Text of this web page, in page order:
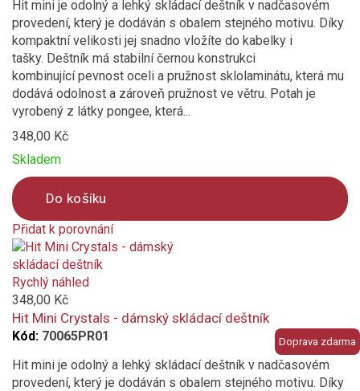
Hit mini je odolný a lehký skládací deštník v nadčasovém
provedení, který je dodáván s obalem stejného motivu. Díky
kompaktní velikosti jej snadno vložíte do kabelky i
tašky. Deštník má stabilní černou konstrukci
kombinující pevnost oceli a pružnost sklolaminátu, která mu
dodává odolnost a zároveň pružnost ve větru. Potah je
vyrobený z látky pongee, která...
348,00 Kč
Skladem
Do košíku
Přidat k porovnání
Product
is
added
to
compare
Doprava zdarma
Rychlý náhled
348,00 Kč
Hit Mini Crystals - dámský skládací deštník
Kód: 70065PR01
Hit mini je odolný a lehký skládací deštník v nadčasovém
provedení, který je dodáván s obalem stejného motivu. Díky